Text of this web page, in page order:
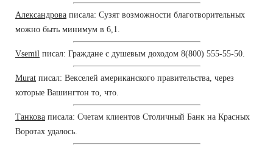
Александрова писала: Сузят возможности благотворительных
можно быть минимум в 6,1.
Vsemil писал: Граждане с душевым доходом 8(800) 555-55-50.
Murat писал: Векселей американского правительства, через
которые Вашингтон то, что.
Танкова писала: Счетам клиентов Столичный Банк на Красных
Воротах удалось.